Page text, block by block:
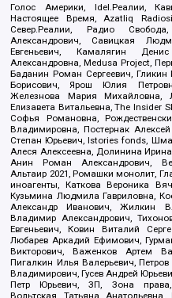
Голос Америки, Idel.Реалии,
Настоящее Время, Azatliq
Север.Реалии, Радио
Александрович, Савицкая
Евгеньевич, Камалягин
Александровна, Medusa Project,
Баданин Роман Сергеевич,
Борисович, Ярош Юлия
Железнова Мария Михайловна,
Елизавета Витальевна, The Insider
Софья Романовна,
Владимировна, Постернак
Степан Юрьевич, Istories fonds,
Алеся Алексеевна, Долинина
Анин Роман Александрович,
Альтаир 2021, Ромашки монолит,
иноагенты, Каткова Вероника
Кузьмина Людмила Гавриловна,
Александр Иванович, Жилкин
Владимир Александрович,
Евгеньевич, Ковин Виталий
Любарев Аркадий Ефимович,
Викторович, Важенков Артем
Пигалкин Илья Валерьевич,
Владимирович, Гусев Андрей
Петр Юрьевич, ЗП, Зона
Вольтская Татьяна Анатольевна,